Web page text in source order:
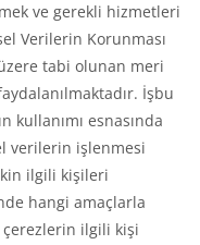
ve gerekli hizmetleri
Verilerin Korunması
üzere tabi olunan meri
İşbu
kullanımı esnasında
verilerin işlenmesi
ilgili kişileri
hangi amaçlarla
çerezlerin ilgili kişi